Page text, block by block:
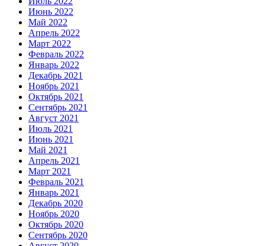
Июнь 2022
Май 2022
Апрель 2022
Март 2022
Февраль 2022
Январь 2022
Декабрь 2021
Ноябрь 2021
Октябрь 2021
Сентябрь 2021
Август 2021
Июль 2021
Июнь 2021
Май 2021
Апрель 2021
Март 2021
Февраль 2021
Январь 2021
Декабрь 2020
Ноябрь 2020
Октябрь 2020
Сентябрь 2020